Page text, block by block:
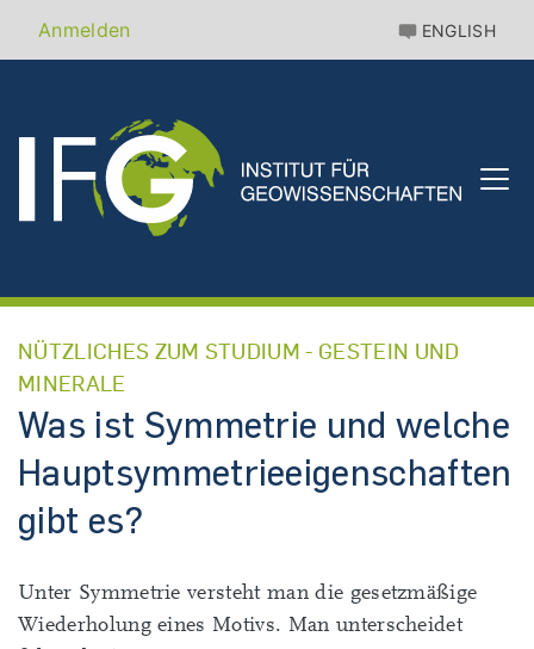
zum
Benutzermenü
Anmelden ENGLISH
NÜTZLICHES ZUM STUDIUM - GESTEIN UND
MINERALE
Was ist Symmetrie und welche
Hauptsymmetrieeigenschaften
gibt es?
Unter Symmetrie versteht man die gesetzmäßige
Wiederholung eines Motivs. Man unterscheidet